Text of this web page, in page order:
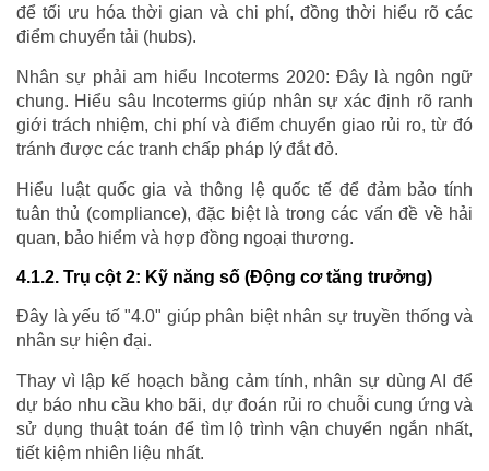
để tối ưu hóa thời gian và chi phí, đồng thời hiểu rõ các
điểm chuyển tải (hubs).
Nhân sự phải am hiểu Incoterms 2020: Đây là ngôn ngữ
chung. Hiểu sâu Incoterms giúp nhân sự xác định rõ ranh
giới trách nhiệm, chi phí và điểm chuyển giao rủi ro, từ đó
tránh được các tranh chấp pháp lý đắt đỏ.
Hiểu luật quốc gia và thông lệ quốc tế để đảm bảo tính
tuân thủ (compliance), đặc biệt là trong các vấn đề về hải
quan, bảo hiểm và hợp đồng ngoại thương.
4.1.2. Trụ cột 2: Kỹ năng số (Động cơ tăng trưởng)
Đây là yếu tố "4.0" giúp phân biệt nhân sự truyền thống và
nhân sự hiện đại.
Thay vì lập kế hoạch bằng cảm tính, nhân sự dùng AI để
dự báo nhu cầu kho bãi, dự đoán rủi ro chuỗi cung ứng và
sử dụng thuật toán để tìm lộ trình vận chuyển ngắn nhất,
tiết kiệm nhiên liệu nhất.